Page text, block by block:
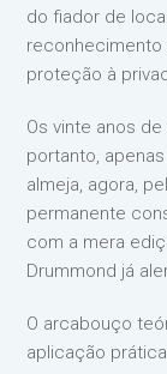
do fiador de
reconhecimento
proteção à
Os vinte anos
portanto,
almeja, agora,
permanente
com a mera
Drummond já
O arcabouço
aplicação